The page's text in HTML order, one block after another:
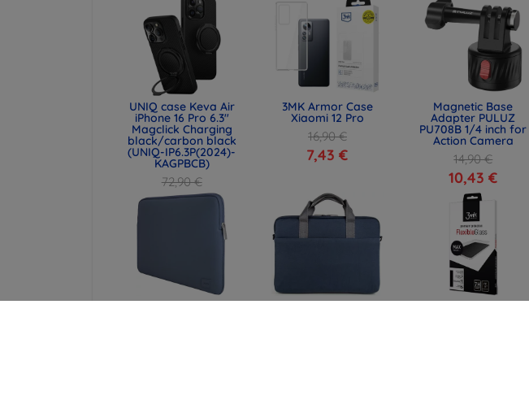
UNIQ case Keva Air
iPhone 16 Pro 6.3"
Magclick Charging
black/carbon black
(UNIQ-IP6.3P(2024)-
KAGPBCB)
72,90 €
54,67 €
3MK Armor Case
Xiaomi 12 Pro
16,90 €
7,43 €
UNIQ bag Cyprus UNIQ Stockholm
Magnetic Base
Adapter PULUZ
PU708B 1/4 inch for
Action Camera
14,90 €
10,43 €
3MK Huawei P10 Lite